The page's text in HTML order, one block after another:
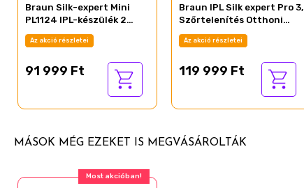
Braun Silk-expert Mini
PL1124 IPL-készülék 2
tartozékkal
Az akció részletei
91 999 Ft
Braun IPL Silk expert Pro 3,
Szőrtelenítés Otthoni
Kezeléssel, Neszesszer, 2
Fej, PL3122
Az akció részletei
119 999 Ft
MÁSOK MÉG EZEKET IS MEGVÁSÁROLTÁK
Most akcióban!